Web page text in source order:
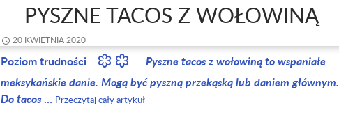
PYSZNE TACOS Z WOŁOWINĄ
20 KWIETNIA 2020
Poziom trudności
Pyszne tacos z wołowiną to wspaniałe
meksykańskie danie. Mogą być pyszną przekąską lub daniem głównym.
Do tacos… Przeczytaj cały artykuł